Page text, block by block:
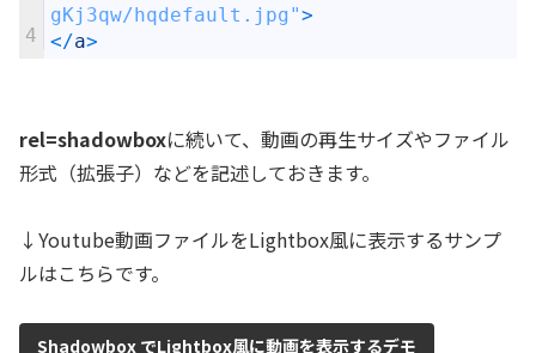
4
gKj3qw/hqdefault.jpg">
</a>
rel=shadowboxに続いて、動画の再生サイズやファイル
形式（拡張子）などを記述しておきます。
↓Youtube動画ファイルをLightbox風に表示するサンプ
ルはこちらです。
Shadowbox でLightbox風に動画を表示するデモ